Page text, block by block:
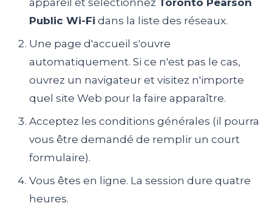
appareil et sélectionnez Toronto Pearson
Public Wi-Fi dans la liste des réseaux.
Une page d'accueil s'ouvre
automatiquement. Si ce n'est pas le cas,
ouvrez un navigateur et visitez n'importe
quel site Web pour la faire apparaître.
Acceptez les conditions générales (il pourra
vous être demandé de remplir un court
formulaire).
Vous êtes en ligne. La session dure quatre
heures.